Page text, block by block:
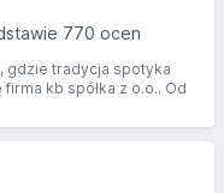
770 ocen
gdzie tradycja spotyka
kb spółka z o.o.. Od